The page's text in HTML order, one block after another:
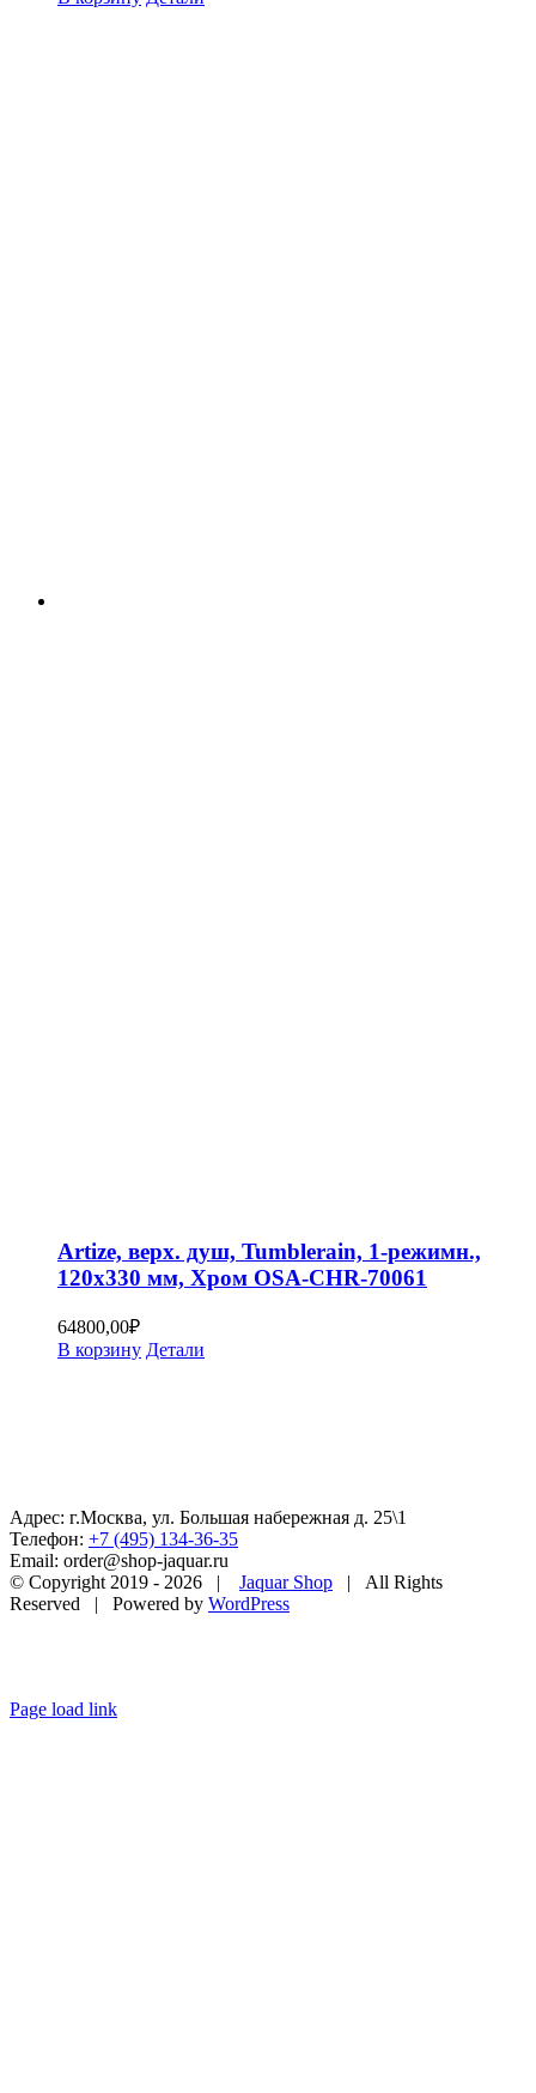
Artize, верх. душ, Tumblerain, 1-режимн.,
120х330 мм, Хром OSA-CHR-70061
64800,00₽
В корзину Детали
Адрес: г.Москва, ул. Большая набережная д. 25\1
Телефон: +7 (495) 134-36-35
Email: order@shop-jaquar.ru
© Copyright 2019 - 2026 | Jaquar Shop | All Rights
Reserved | Powered by WordPress
Page load link